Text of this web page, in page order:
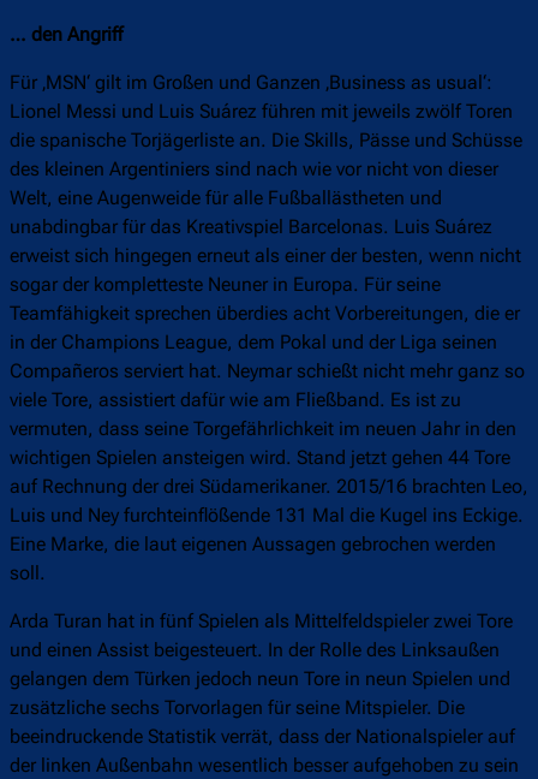
… den Angriff
Für ‚MSN‘ gilt im Großen und Ganzen ‚Business as usual‘:
Lionel Messi und Luis Suárez führen mit jeweils zwölf Toren
die spanische Torjägerliste an. Die Skills, Pässe und Schüsse
des kleinen Argentiniers sind nach wie vor nicht von dieser
Welt, eine Augenweide für alle Fußballästheten und
unabdingbar für das Kreativspiel Barcelonas. Luis Suárez
erweist sich hingegen erneut als einer der besten, wenn nicht
sogar der kompletteste Neuner in Europa. Für seine
Teamfähigkeit sprechen überdies acht Vorbereitungen, die er
in der Champions League, dem Pokal und der Liga seinen
Compañeros serviert hat. Neymar schießt nicht mehr ganz so
viele Tore, assistiert dafür wie am Fließband. Es ist zu
vermuten, dass seine Torgefährlichkeit im neuen Jahr in den
wichtigen Spielen ansteigen wird. Stand jetzt gehen 44 Tore
auf Rechnung der drei Südamerikaner. 2015/16 brachten Leo,
Luis und Ney furchteinflößende 131 Mal die Kugel ins Eckige.
Eine Marke, die laut eigenen Aussagen gebrochen werden
soll.
Arda Turan hat in fünf Spielen als Mittelfeldspieler zwei Tore
und einen Assist beigesteuert. In der Rolle des Linksaußen
gelangen dem Türken jedoch neun Tore in neun Spielen und
zusätzliche sechs Torvorlagen für seine Mitspieler. Die
beeindruckende Statistik verrät, dass der Nationalspieler auf
der linken Außenbahn wesentlich besser aufgehoben zu sein